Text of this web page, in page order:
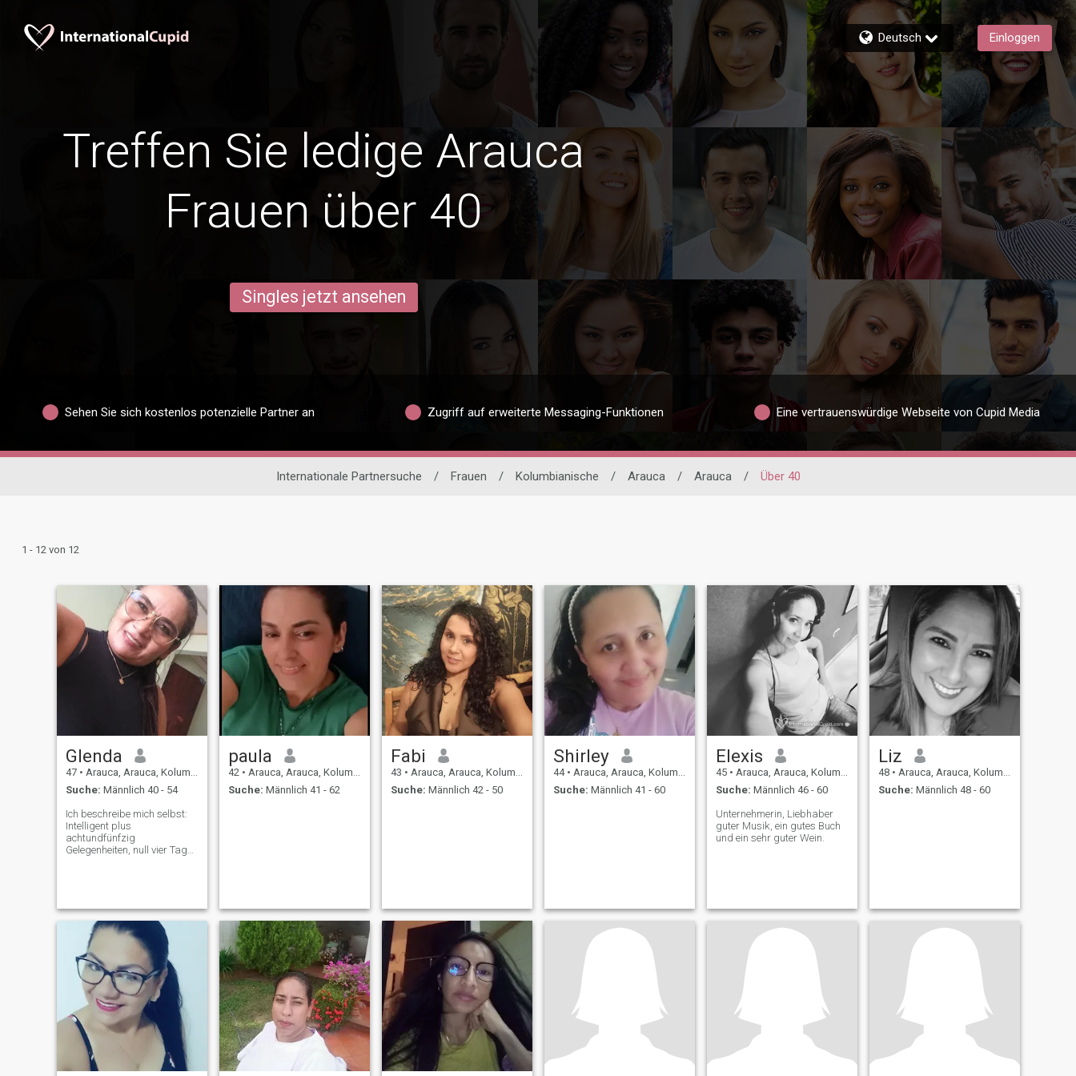
Deutsch Einloggen
Treffen Sie ledige Arauca
Frauen über 40
Singles jetzt ansehen
Sehen Sie sich kostenlos potenzielle Partner an Zugriff auf erweiterte Messaging-Funktionen Eine vertrauenswürdige Webseite von Cupid Media
Internationale Partnersuche / Frauen / Kolumbianische / Arauca / Arauca / Über 40
1 - 12 von 12
Glenda
47 • Arauca, Arauca, Kolumbien
Suche: Männlich 40 - 54
Ich beschreibe mich selbst:
Intelligent plus
achtundfünfzig
Gelegenheiten, null vier Tage
Frau mit Prinzipien und
Werten, fröhlich mit Zielen
und einer Zukunft.
paula
42 • Arauca, Arauca, Kolumbien
Suche: Männlich 41 - 62
Fabi
43 • Arauca, Arauca, Kolumbien
Suche: Männlich 42 - 50
Shirley
44 • Arauca, Arauca, Kolumbien
Suche: Männlich 41 - 60
Elexis
45 • Arauca, Arauca, Kolumbien
Suche: Männlich 46 - 60
Unternehmerin, Liebhaber
guter Musik, ein gutes Buch
und ein sehr guter Wein.
Liz
48 • Arauca, Arauca, Kolumbien
Suche: Männlich 48 - 60